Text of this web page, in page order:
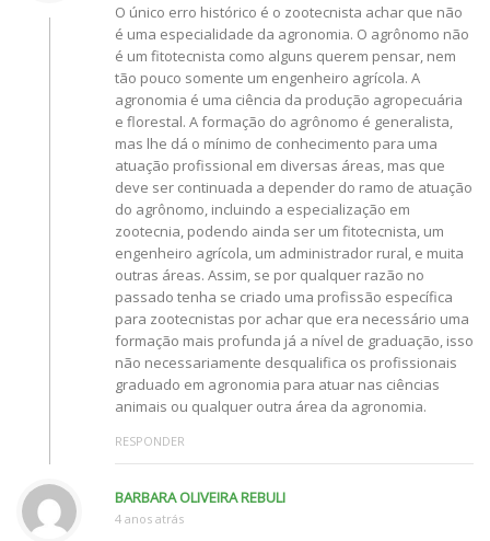
O único erro histórico é o zootecnista achar que não
é uma especialidade da agronomia. O agrônomo não
é um fitotecnista como alguns querem pensar, nem
tão pouco somente um engenheiro agrícola. A
agronomia é uma ciência da produção agropecuária
e florestal. A formação do agrônomo é generalista,
mas lhe dá o mínimo de conhecimento para uma
atuação profissional em diversas áreas, mas que
deve ser continuada a depender do ramo de atuação
do agrônomo, incluindo a especialização em
zootecnia, podendo ainda ser um fitotecnista, um
engenheiro agrícola, um administrador rural, e muita
outras áreas. Assim, se por qualquer razão no
passado tenha se criado uma profissão específica
para zootecnistas por achar que era necessário uma
formação mais profunda já a nível de graduação, isso
não necessariamente desqualifica os profissionais
graduado em agronomia para atuar nas ciências
animais ou qualquer outra área da agronomia.
RESPONDER
BARBARA OLIVEIRA REBULI
4 anos atrás